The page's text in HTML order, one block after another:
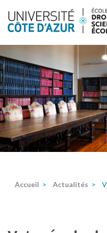
content
(Press
Enter)
Accueil > Actualités >